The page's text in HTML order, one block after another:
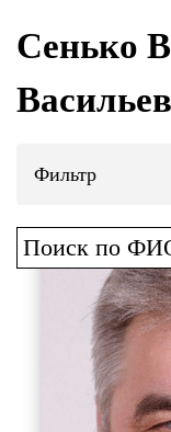
Сенько
Фильтр